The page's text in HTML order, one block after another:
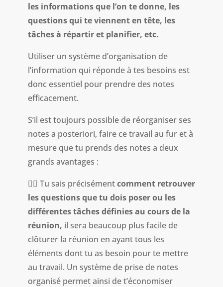
les informations que l’on te donne, les
questions qui te viennent en tête, les
tâches à répartir et planifier, etc.
Utiliser un système d’organisation de
l’information qui réponde à tes besoins est
donc essentiel pour prendre des notes
efficacement.
S’il est toujours possible de réorganiser ses
notes a posteriori, faire ce travail au fur et à
mesure que tu prends des notes a deux
grands avantages :
👉🏻 Tu sais précisémentcomment retrouver
les questions que tu dois poser ou les
différentes tâches définies au cours de la
réunion, il sera beaucoup plus facile de
clôturer la réunion en ayant tous les
éléments dont tu as besoin pour te mettre
au travail. Un système de prise de notes
organisé permet ainsi de t’économiser